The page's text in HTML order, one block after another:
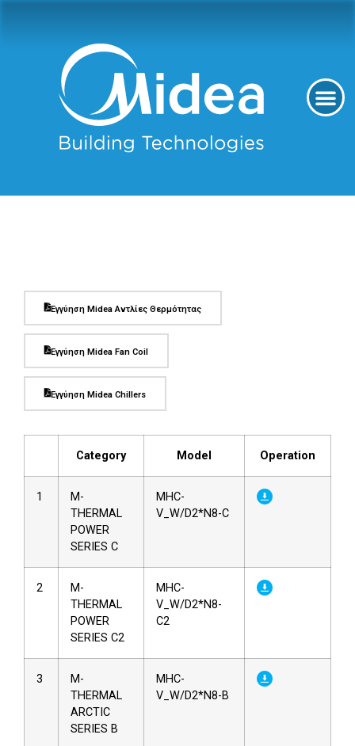
Εγγύηση Midea Αντλίες Θερμότητας
Εγγύηση Midea Fan Coil
Εγγύηση Midea Chillers
Category Model Operation
1
M-
THERMAL
POWER
SERIES C
MHC-
V_W/D2*N8-C
2
M-
THERMAL
POWER
SERIES C2
MHC-
V_W/D2*N8-
C2
3
M-
THERMAL
ARCTIC
SERIES B
MHC-
V_W/D2*N8-B